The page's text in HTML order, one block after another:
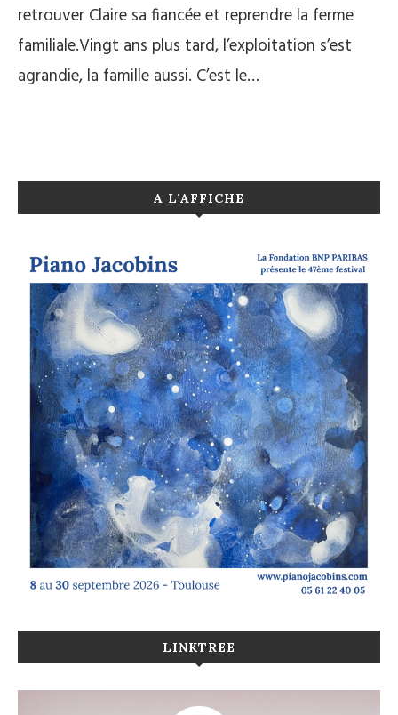
retrouver Claire sa fiancée et reprendre la ferme
familiale.Vingt ans plus tard, l’exploitation s’est
agrandie, la famille aussi. C’est le…
A L’AFFICHE
LINKTREE